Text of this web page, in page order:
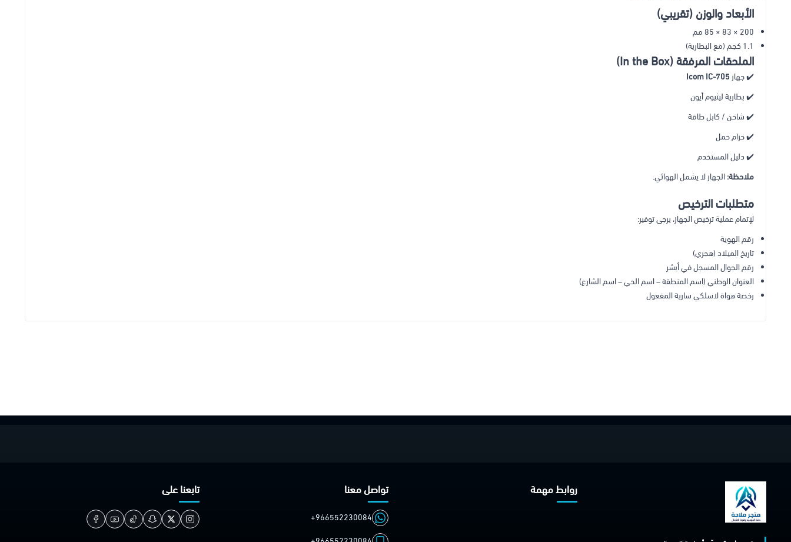
الأبعاد والوزن (تقريبي)
200 × 83 × 85 مم
1.1 كجم (مع البطارية)
الملحقات المرفقة (In the Box)
✔️ جهازIcom IC-705
✔️ بطارية ليثيوم أيون
✔️ شاحن / كابل طاقة
✔️ حزام حمل
✔️ دليل المستخدم
ملاحظة:الجهاز لا يشمل الهوائي.
متطلبات الترخيص
لإتمام عملية ترخيص الجهاز، يرجى توفير:
رقم الهوية
تاريخ الميلاد (هجري)
رقم الجوال المسجل في أبشر
العنوان الوطني (اسم المنطقة – اسم الحي – اسم الشارع)
رخصة هواة لاسلكي سارية المفعول
روابط مهمة تواصل معنا
+966552230084
تابعنا على